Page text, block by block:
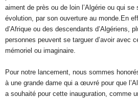
aiment de près ou de loin l’Algérie ou qui
évolution, par son ouverture au monde.En
d’Afrique ou des descendants d’Algériens,
personnes peuvent se targuer d’avoir avec
mémoriel ou imaginaire.
Pour notre lancement, nous sommes
à une grande dame qui a œuvré pour que
a souhaité pour cette inauguration, comme